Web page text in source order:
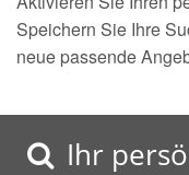
Speichern Sie Ihre
neue passende
Ihr